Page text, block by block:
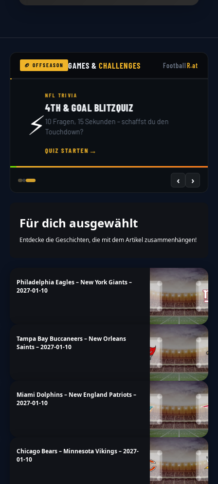
🏈 OFFSEASON GAMES &CHALLENGES FootballR.at
🏟️
NFL DRAFT 2026
DRAFT SIMULATOR
32 Teams, 7 Runden – du bist GM. Hol dir dein
Scout-Rating!
JETZT DRAFTEN
‹ ›
Für dich ausgewählt
Entdecke die Geschichten, die mit dem Artikel zusammenhängen!
Philadelphia Eagles – New York Giants –
2027-01-10
Tampa Bay Buccaneers – New Orleans
Saints – 2027-01-10
Miami Dolphins – New England Patriots –
2027-01-10
Chicago Bears – Minnesota Vikings – 2027-
01-10